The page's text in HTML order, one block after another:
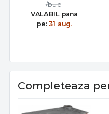
/buc
VALABIL pana
pe: 31 aug.
Completeaza